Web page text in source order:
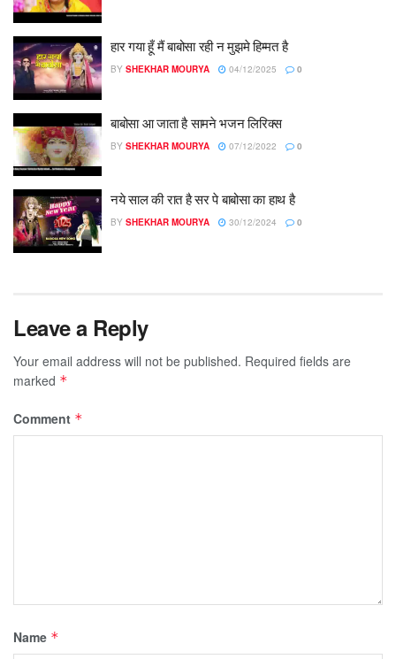
हार गया हूँ मैं बाबोसा रही न मुझमे हिम्मत है
BY SHEKHAR MOURYA 04/12/2025 0
बाबोसा आ जाता है सामने भजन लिरिक्स
BY SHEKHAR MOURYA 07/12/2022 0
नये साल की रात है सर पे बाबोसा का हाथ है
BY SHEKHAR MOURYA 30/12/2024 0
Leave a Reply
Your email address will not be published. Required fields are
marked *
Comment *
Name *